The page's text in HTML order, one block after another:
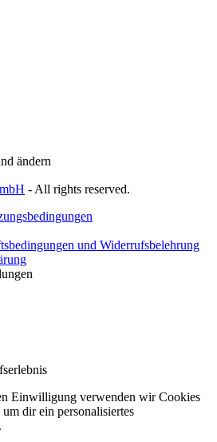
ändern
- All rights reserved.
und Widerrufsbelehrung
Einwilligung verwenden wir Cookies
dir ein personalisiertes